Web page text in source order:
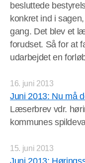
besluttede
konkret ind i
gang. Det blev et
forudset. Så for at
udarbejdet en
16. juni 2013
Juni 2013: Nu må
Læserbrev vdr.
kommunes
15. juni 2013